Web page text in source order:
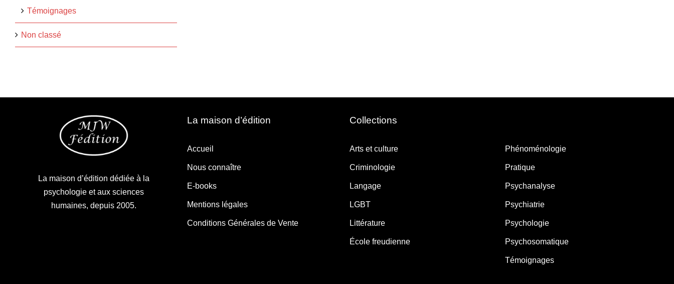
Témoignages
Non classé
La maison d’édition dédiée à la
psychologie et aux sciences
humaines, depuis 2005.
La maison d’édition
Accueil
Nous connaître
E-books
Mentions légales
Conditions Générales de Vente
Collections
Arts et culture
Criminologie
Langage
LGBT
Littérature
École freudienne
Phénoménologie
Pratique
Psychanalyse
Psychiatrie
Psychologie
Psychosomatique
Témoignages